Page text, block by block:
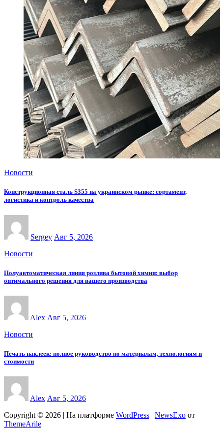
Новости
Конструкционная сталь S355 на украинском рынке: сортамент,
логистика и контроль качества
Sergey Авг 5, 2026
Новости
Полуавтоматическая линия розлива бытовой химии: выбор
оптимального решения для вашего производства
Alex Авг 5, 2026
Новости
Печать наклеек: полное руководство по материалам, технологиям и
стоимости
Alex Авг 5, 2026
Copyright © 2026 | На платформе WordPress | NewsExo от
ThemeArile